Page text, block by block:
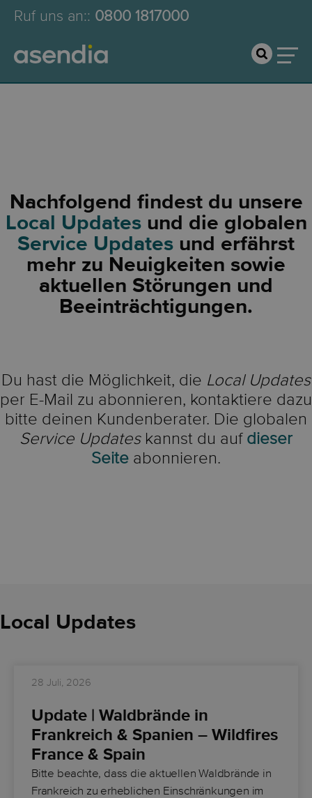
Ruf uns an:: 0800 1817000
Nachfolgend findest du unsere
Local Updatesund die globalen
Service Updates und erfährst
mehr zu Neuigkeiten sowie
aktuellen Störungen und
Beeinträchtigungen.
Du hast die Möglichkeit, die Local Updates
per E-Mail zu abonnieren, kontaktiere dazu
bitte deinen Kundenberater. Die globalen
Service Updateskannst du auf dieser
Seite abonnieren.
Local Updates
28 Juli, 2026
Update | Waldbrände in
Frankreich & Spanien – Wildfires
France & Spain
Bitte beachte, dass die aktuellen Waldbrände in
Frankreich zu erheblichen Einschränkungen im